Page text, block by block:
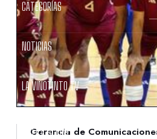
CATEGORÍAS
NOTICIAS
LA VINOTINTO TV
NOTIFICACIONES
Gerencia de